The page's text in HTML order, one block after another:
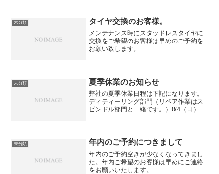
未分類 タイヤ交換のお客様。
メンテナンス時にスタッドレスタイヤに
交換をご希望のお客様は早めのご予約を
お願い致します。
未分類 夏季休業のお知らせ
弊社の夏季休業日程は下記になります。
ディティーリング部門（リペア作業はス
ピンドル部門と一緒です。）8/4（日）～
未分類 年内のご予約につきまして
年内のご予約空きが少なくなってきまし
た。年内ご希望のお客様は早めにご連絡
をお願いいたします。